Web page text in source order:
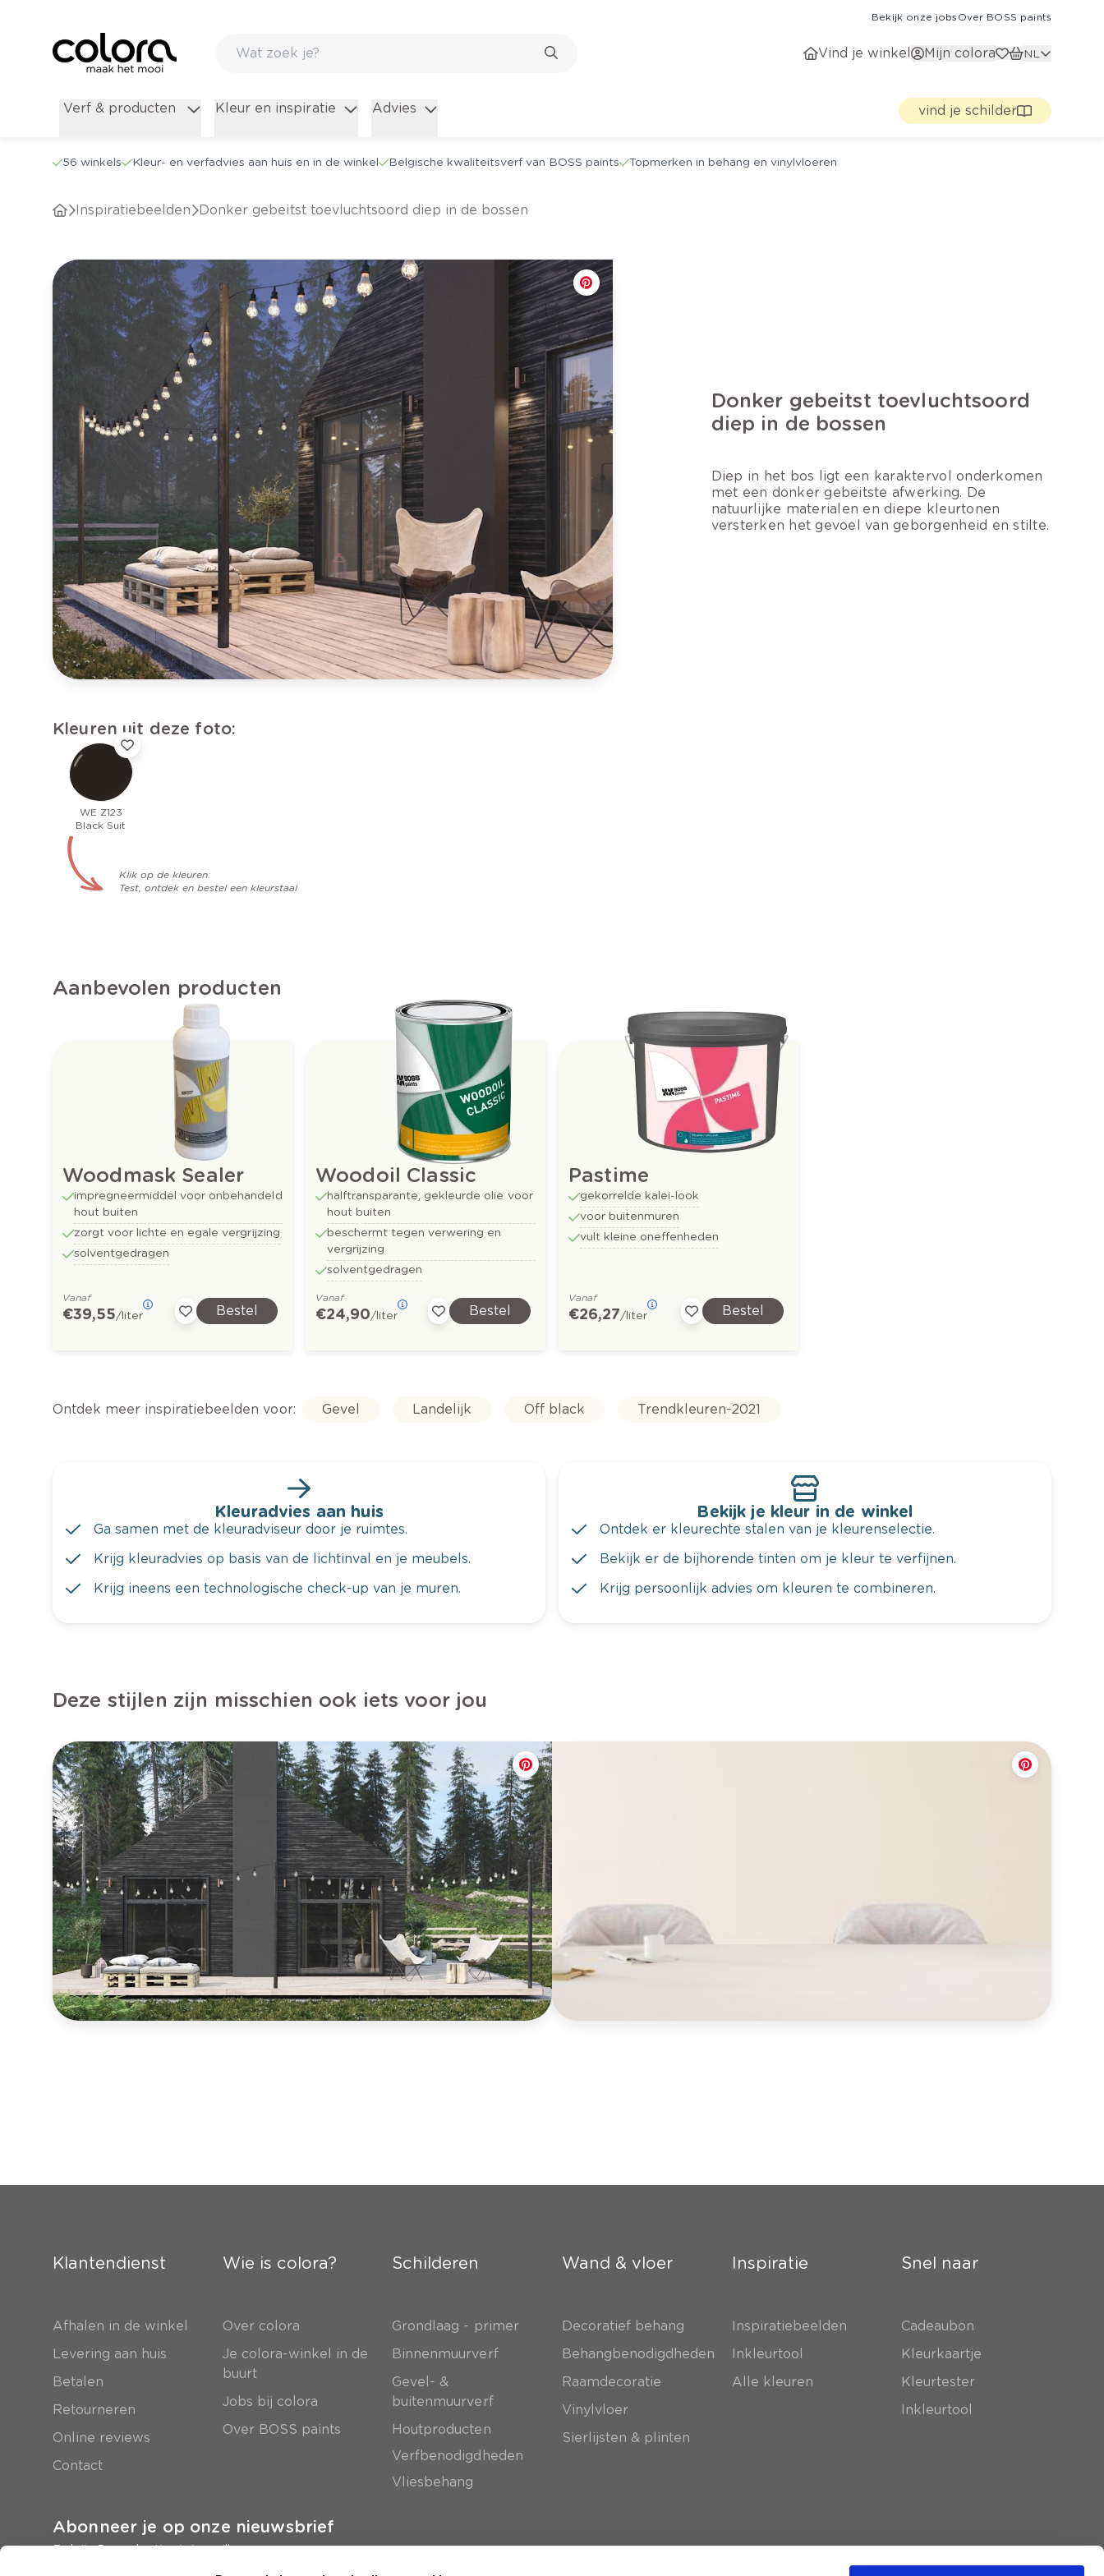
Bekijk onze jobs Over BOSS paints
Vind je winkel Mijn colora NL
Verf & producten Kleur en inspiratie Advies vind je schilder
56 winkels Kleur- en verfadvies aan huis en in de winkel Belgische kwaliteitsverf van BOSS paints Topmerken in behang en vinylvloeren
Inspiratiebeelden Donker gebeitst toevluchtsoord diep in de bossen
Donker gebeitst toevluchtsoord
diep in de bossen
Diep in het bos ligt een karaktervol onderkomen
met een donker gebeitste afwerking. De
natuurlijke materialen en diepe kleurtonen
versterken het gevoel van geborgenheid en stilte.
Kleuren uit deze foto:
WE Z123
Black Suit
Klik op de kleuren:
Test, ontdek en bestel een kleurstaal
Aanbevolen producten
Woodmask Sealer
impregneermiddel voor onbehandeld
hout buiten
zorgt voor lichte en egale vergrijzing
solventgedragen
Vanaf
€ 39,55/liter Bestel
Woodoil Classic
halftransparante, gekleurde olie voor
hout buiten
beschermt tegen verwering en
vergrijzing
solventgedragen
Vanaf
€ 24,90/liter Bestel
Pastime
gekorrelde kalei-look
voor buitenmuren
vult kleine oneffenheden
Vanaf
€ 26,27/liter Bestel
Ontdek meer inspiratiebeelden voor: Gevel Landelijk Off black Trendkleuren-2021
Kleuradvies aan huis
Ga samen met de kleuradviseur door je ruimtes.
Krijg kleuradvies op basis van de lichtinval en je meubels.
Krijg ineens een technologische check-up van je muren.
Bekijk je kleur in de winkel
Ontdek er kleurechte stalen van je kleurenselectie.
Bekijk er de bijhorende tinten om je kleur te verfijnen.
Krijg persoonlijk advies om kleuren te combineren.
Deze stijlen zijn misschien ook iets voor jou
Klantendienst
Afhalen in de winkel
Levering aan huis
Betalen
Retourneren
Online reviews
Contact
Wie is colora?
Over colora
Je colora-winkel in de
buurt
Jobs bij colora
Over BOSS paints
Schilderen
Grondlaag - primer
Binnenmuurverf
Gevel- &
buitenmuurverf
Houtproducten
Verfbenodigdheden
Vliesbehang
Wand & vloer
Decoratief behang
Behangbenodigdheden
Raamdecoratie
Vinylvloer
Sierlijsten & plinten
Inspiratie
Inspiratiebeelden
Inkleurtool
Alle kleuren
Snel naar
Cadeaubon
Kleurkaartje
Kleurtester
Inkleurtool
Abonneer je op onze nieuwsbrief
En krijg 5 euro korting in je mailbox